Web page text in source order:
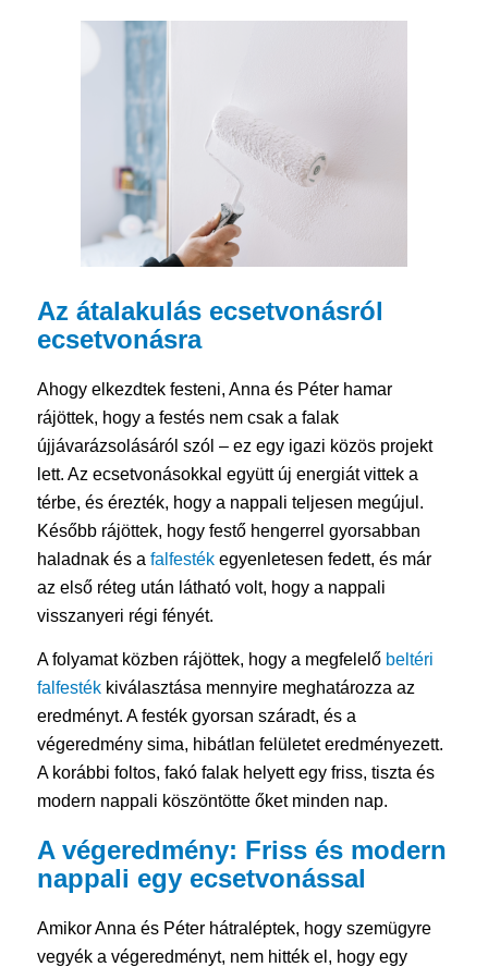
Az átalakulás ecsetvonásról
ecsetvonásra
Ahogy elkezdtek festeni, Anna és Péter hamar
rájöttek, hogy a festés nem csak a falak
újjávarázsolásáról szól – ez egy igazi közös projekt
lett. Az ecsetvonásokkal együtt új energiát vittek a
térbe, és érezték, hogy a nappali teljesen megújul.
Később rájöttek, hogy festő hengerrel gyorsabban
haladnak és a falfestékegyenletesen fedett, és már
az első réteg után látható volt, hogy a nappali
visszanyeri régi fényét.
A folyamat közben rájöttek, hogy a megfelelő beltéri
falfestékkiválasztása mennyire meghatározza az
eredményt. A festék gyorsan száradt, és a
végeredmény sima, hibátlan felületet eredményezett.
A korábbi foltos, fakó falak helyett egy friss, tiszta és
modern nappali köszöntötte őket minden nap.
A végeredmény: Friss és modern
nappali egy ecsetvonással
Amikor Anna és Péter hátraléptek, hogy szemügyre
vegyék a végeredményt, nem hitték el, hogy egy